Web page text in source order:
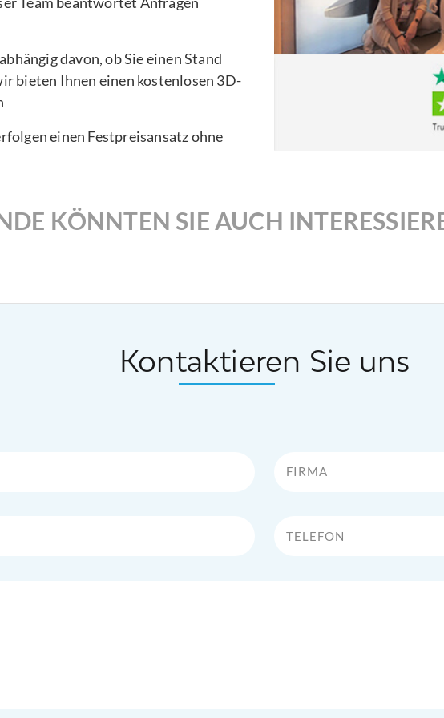
davon, ob Sie einen Stand
bieten Ihnen einen kostenlosen 3D-
einen Festpreisansatz ohne
KÖNNTEN SIE AUCH
Kontaktieren Sie uns